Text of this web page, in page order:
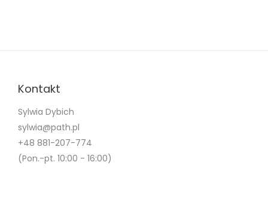
Kontakt
Sylwia Dybich
sylwia@path.pl
+48 881-207-774
(Pon.-pt. 10:00 - 16:00)